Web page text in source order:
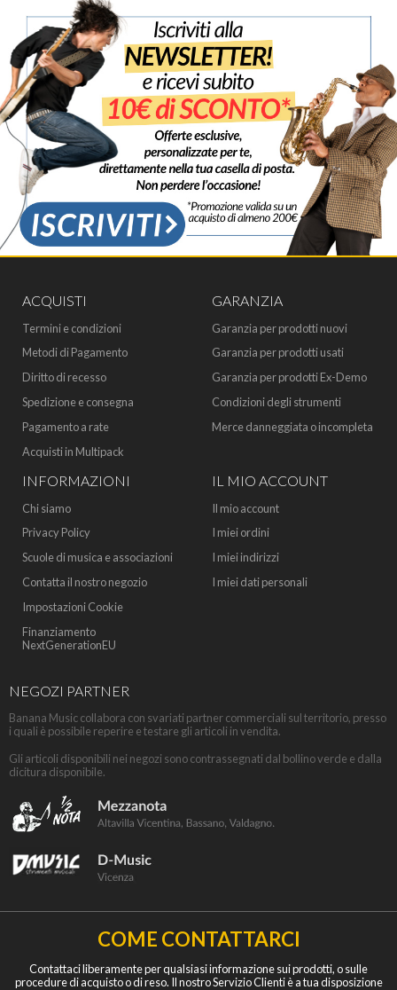
ACQUISTI
Termini e condizioni
Metodi di Pagamento
Diritto di recesso
Spedizione e consegna
Pagamento a rate
Acquisti in Multipack
GARANZIA
Garanzia per prodotti nuovi
Garanzia per prodotti usati
Garanzia per prodotti Ex-Demo
Condizioni degli strumenti
Merce danneggiata o incompleta
INFORMAZIONI
Chi siamo
Privacy Policy
Scuole di musica e associazioni
Contatta il nostro negozio
Impostazioni Cookie
Finanziamento
NextGenerationEU
IL MIO ACCOUNT
Il mio account
I miei ordini
I miei indirizzi
I miei dati personali
NEGOZI PARTNER
Banana Music collabora con svariati partner commerciali sul territorio, presso
i quali è possibile reperire e testare gli articoli in vendita.
Gli articoli disponibili nei negozi sono contrassegnati dal bollino verde e dalla
dicitura disponibile.
COME CONTATTARCI
Contattaci liberamente per qualsiasi informazione sui prodotti, o sulle
procedure di acquisto o di reso. Il nostro Servizio Clienti è a tua disposizione